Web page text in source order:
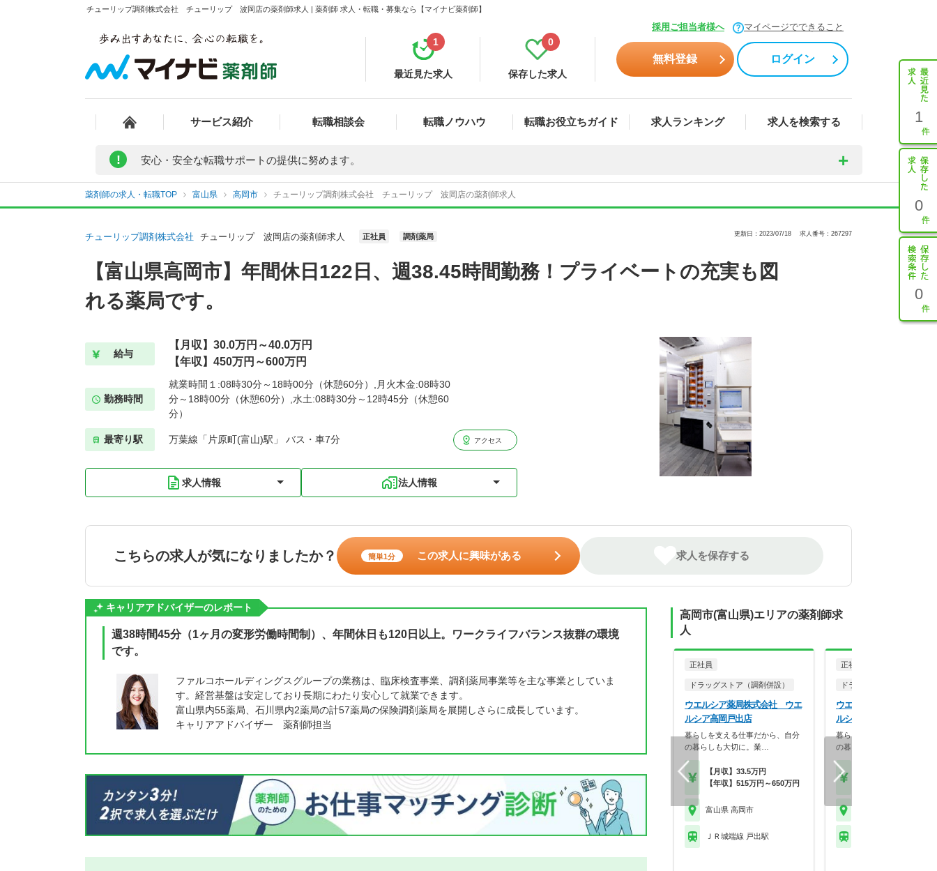
チューリップ調剤株式会社 チューリップ 波岡店の薬剤師求人 | 薬剤師 求人・転職・募集なら【マイナビ薬剤師】
採用ご担当者様へ マイページでできること
最近見た求人
1
保存した求人
0
無料登録 ログイン
サービス紹介 転職相談会 転職ノウハウ 転職お役立ちガイド 求人ランキング 求人を検索する 1
0
0
! 安心・安全な転職サポートの提供に努めます。
薬剤師の求人・転職TOP 富山県 高岡市 チューリップ調剤株式会社 チューリップ 波岡店の薬剤師求人
チューリップ調剤株式会社 チューリップ 波岡店の薬剤師求人 正社員 調剤薬局 更新日：2023/07/18 求人番号：267297
【富山県高岡市】年間休日122日、週38.45時間勤務！プライベートの充実も図
れる薬局です。
給与
【月収】30.0万円～40.0万円
【年収】450万円～600万円
勤務時間
就業時間１:08時30分～18時00分（休憩60分）,月火木金:08時30
分～18時00分（休憩60分）,水土:08時30分～12時45分（休憩60
分）
最寄り駅 万葉線「片原町(富山)駅」 バス・車7分 アクセス
求人情報 法人情報
こちらの求人が気になりましたか？ 簡単1分 この求人に興味がある 求人を保存する
キャリアアドバイザーのレポート
週38時間45分（1ヶ月の変形労働時間制）、年間休日も120日以上。ワークライフバランス抜群の環境
です。
ファルコホールディングスグループの業務は、臨床検査事業、調剤薬局事業等を主な事業としていま
す。経営基盤は安定しており長期にわたり安心して就業できます。
富山県内55薬局、石川県内2薬局の計57薬局の保険調剤薬局を展開しさらに成長しています。
キャリアアドバイザー 薬剤師担当
高岡市(富山県)エリアの薬剤師求
人
正社員
ドラッグストア（調剤併設）
ウエルシア薬局株式会社 ウエ
ルシア高岡戸出店
暮らしを支える仕事だから、自分
の暮らしも大切に。業…
【月収】33.5万円
【年収】515万円～650万円
富山県 高岡市
ＪＲ城端線 戸出駅
正社員
ドラッグストア（調剤併設
ウエルシア薬局株式会社
ルシア高岡京田店
暮らしを支える仕事だから、
の暮らしも大切に。業…